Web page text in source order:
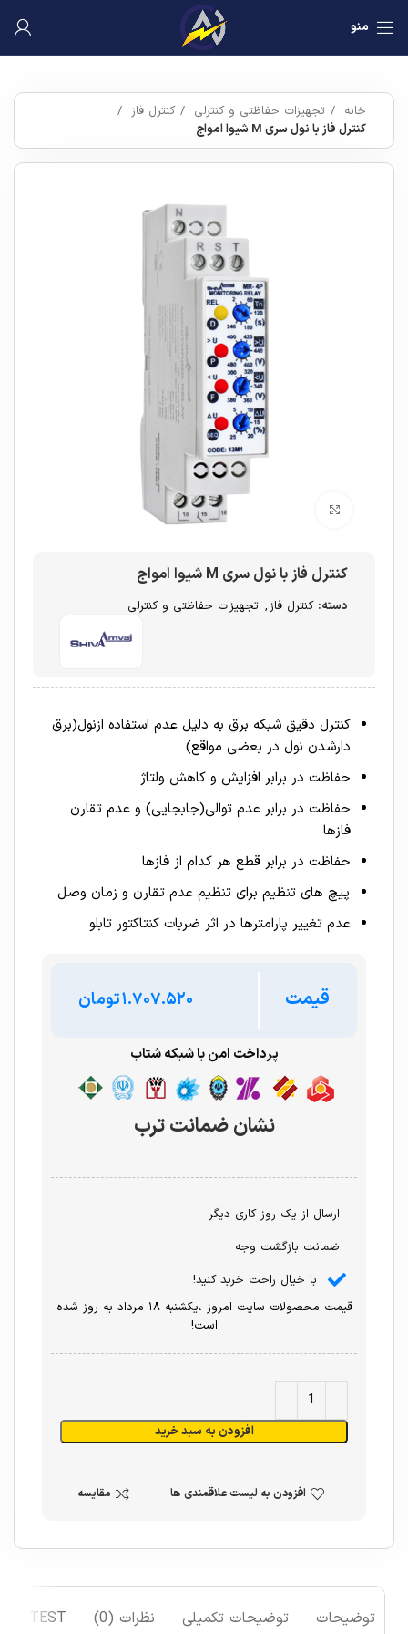
منو
خانه تجهیزات حفاظتی و کنترلی
کنترل فاز
کنترل فاز با نول سری M شیوا امواج
برای بزرگنمایی کلیک کنید
کنترل فاز با نول سری M شیوا امواج
دسته: کنترل فاز, تجهیزات حفاظتی و کنترلی
کنترل دقیق شبکه برق به دلیل عدم استفاده ازنول(برق
دارشدن نول در بعضی مواقع)
حفاظت در برابر افزایش و کاهش ولتاژ
حفاظت در برابر عدم توالی(جابجایی) و عدم تقارن
فازها
حفاظت در برابر قطع هر کدام از فازها
پیچ های تنظیم برای تنظیم عدم تقارن و زمان وصل
عدم تغییر پارامترها در اثر ضربات کنتاکتور تابلو
قیمت تومان
پرداخت امن با شبکه شتاب
نشان ضمانت ترب
ارسال از یک روز کاری دیگر
ضمانت بازگشت وجه
با خیال راحت خرید کنید!
قیمت محصولات سایت امروز ،یکشنبه ۱۸ مرداد به روز شده
است!
افزودن به سبد خرید
افزودن به لیست علاقمندی ها مقایسه
توضیحات توضیحات تکمیلی نظرات (0) TEST